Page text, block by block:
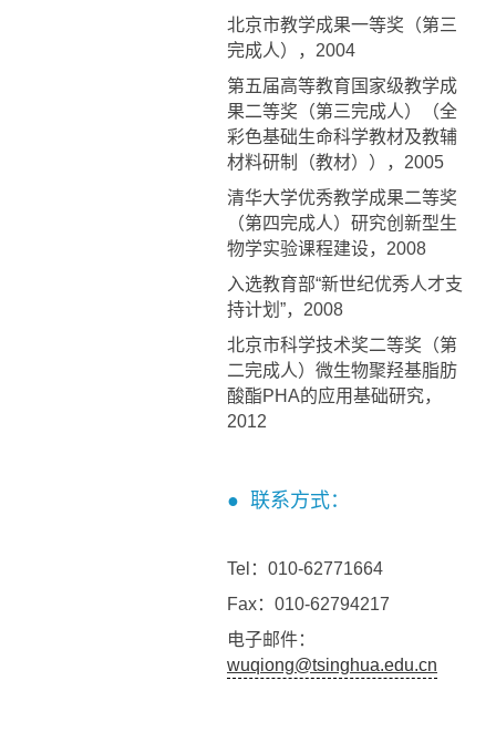
北京市教学成果一等奖（第三
完成人），2004
第五届高等教育国家级教学成
果二等奖（第三完成人）（全
彩色基础生命科学教材及教辅
材料研制（教材）），2005
清华大学优秀教学成果二等奖
（第四完成人）研究创新型生
物学实验课程建设，2008
入选教育部“新世纪优秀人才支
持计划”，2008
北京市科学技术奖二等奖（第
二完成人）微生物聚羟基脂肪
酸酯PHA的应用基础研究，
2012
● 联系方式：
Tel：010-62771664
Fax：010-62794217
电子邮件：
wuqiong@tsinghua.edu.cn